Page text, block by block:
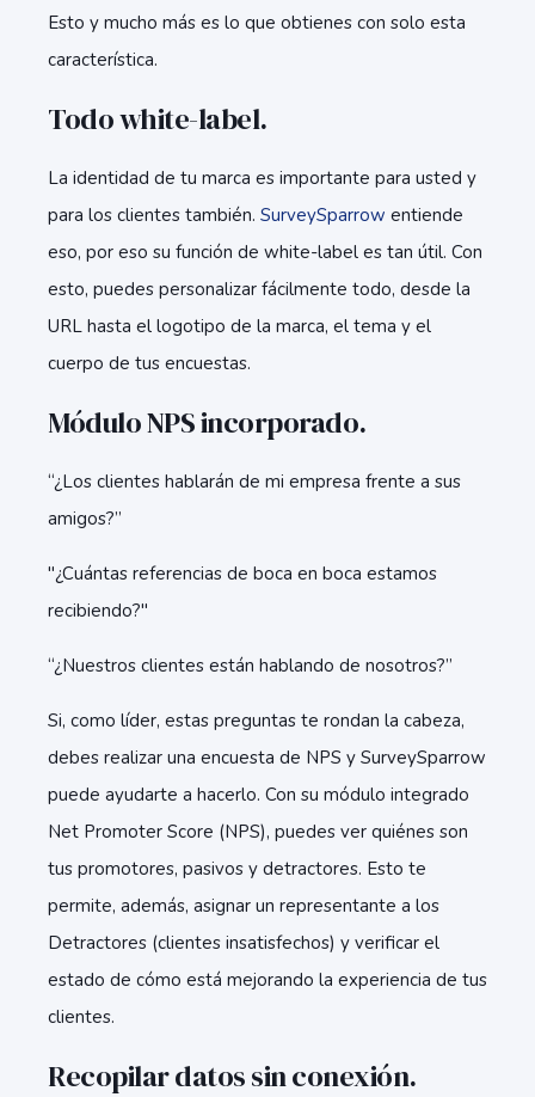
Esto y mucho más es lo que obtienes con solo esta
característica.
Todo white-label.
La identidad de tu marca es importante para usted y
para los clientes también. SurveySparrow entiende
eso, por eso su función de white-label es tan útil. Con
esto, puedes personalizar fácilmente todo, desde la
URL hasta el logotipo de la marca, el tema y el
cuerpo de tus encuestas.
Módulo NPS incorporado.
“¿Los clientes hablarán de mi empresa frente a sus
amigos?”
"¿Cuántas referencias de boca en boca estamos
recibiendo?"
“¿Nuestros clientes están hablando de nosotros?”
Si, como líder, estas preguntas te rondan la cabeza,
debes realizar una encuesta de NPS y SurveySparrow
puede ayudarte a hacerlo. Con su módulo integrado
Net Promoter Score (NPS), puedes ver quiénes son
tus promotores, pasivos y detractores. Esto te
permite, además, asignar un representante a los
Detractores (clientes insatisfechos) y verificar el
estado de cómo está mejorando la experiencia de tus
clientes.
Recopilar datos sin conexión.